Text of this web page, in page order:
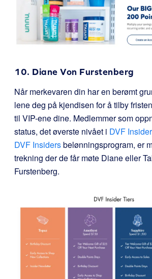
10. Diane Von Furstenberg
Når merkevaren din har en berømt
lene deg på kjendisen for å tilby
til VIP-ene dine. Medlemmer som
status, det øverste nivået i DVF
DVF Insidersbelønningsprogram, er
trekning der de får møte Diane eller
Furstenberg.